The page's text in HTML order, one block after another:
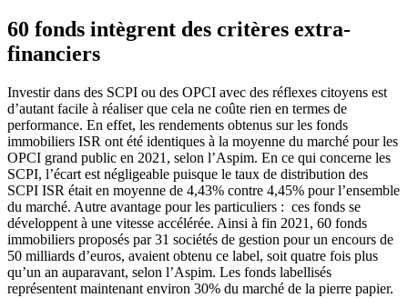
60 fonds intègrent des critères extra-
financiers
Investir dans des SCPI ou des OPCI avec des réflexes citoyens est
d’autant facile à réaliser que cela ne coûte rien en termes de
performance. En effet, les rendements obtenus sur les fonds
immobiliers ISR ont été identiques à la moyenne du marché pour les
OPCI grand public en 2021, selon l’Aspim. En ce qui concerne les
SCPI, l’écart est négligeable puisque le taux de distribution des
SCPI ISR était en moyenne de 4,43% contre 4,45% pour l’ensemble
du marché. Autre avantage pour les particuliers : ces fonds se
développent à une vitesse accélérée. Ainsi à fin 2021, 60 fonds
immobiliers proposés par 31 sociétés de gestion pour un encours de
50 milliards d’euros, avaient obtenu ce label, soit quatre fois plus
qu’un an auparavant, selon l’Aspim. Les fonds labellisés
représentent maintenant environ 30% du marché de la pierre papier.